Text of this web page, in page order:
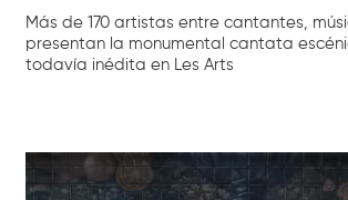
Más de 170 artistas entre cantantes,
presentan la monumental cantata
todavía inédita en Les Arts